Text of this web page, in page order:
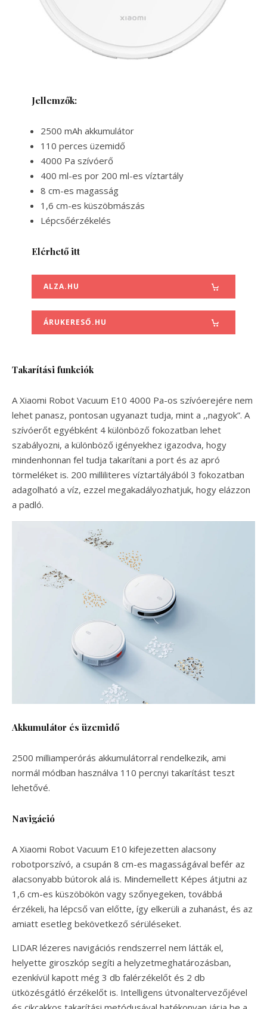
Jellemzők:
2500 mAh akkumulátor
110 perces üzemidő
4000 Pa szívóerő
400 ml-es por 200 ml-es víztartály
8 cm-es magasság
1,6 cm-es küszöbmászás
Lépcsőérzékelés
Elérhető itt
ALZA.HU
ÁRUKERESŐ.HU
Takarítási funkciók
A Xiaomi Robot Vacuum E10 4000 Pa-os szívóerejére nem
lehet panasz, pontosan ugyanazt tudja, mint a ,,nagyok”. A
szívóerőt egyébként 4 különböző fokozatban lehet
szabályozni, a különböző igényekhez igazodva, hogy
mindenhonnan fel tudja takarítani a port és az apró
törmeléket is. 200 milliliteres víztartályából 3 fokozatban
adagolható a víz, ezzel megakadályozhatjuk, hogy elázzon
a padló.
Akkumulátor és üzemidő
2500 milliamperórás akkumulátorral rendelkezik, ami
normál módban használva 110 percnyi takarítást teszt
lehetővé.
Navigáció
A Xiaomi Robot Vacuum E10 kifejezetten alacsony
robotporszívó, a csupán 8 cm-es magasságával befér az
alacsonyabb bútorok alá is. Mindemellett Képes átjutni az
1,6 cm-es küszöbökön vagy szőnyegeken, továbbá
érzékeli, ha lépcső van előtte, így elkerüli a zuhanást, és az
amiatt esetleg bekövetkező sérüléseket.
LIDAR lézeres navigációs rendszerrel nem látták el,
helyette giroszkóp segíti a helyzetmeghatározásban,
ezenkívül kapott még 3 db falérzékelőt és 2 db
ütközésgátló érzékelőt is. Intelligens útvonaltervezőjével